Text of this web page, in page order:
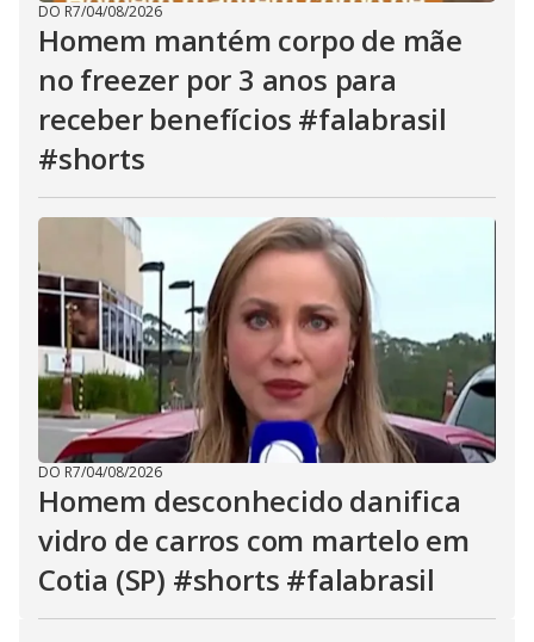
DO R7/04/08/2026
Homem mantém corpo de mãe
no freezer por 3 anos para
receber benefícios #falabrasil
#shorts
DO R7/04/08/2026
Homem desconhecido danifica
vidro de carros com martelo em
Cotia (SP) #shorts #falabrasil